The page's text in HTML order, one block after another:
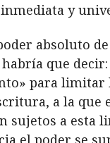
y
absoluto
que
para
a la que
a esta
el poder se